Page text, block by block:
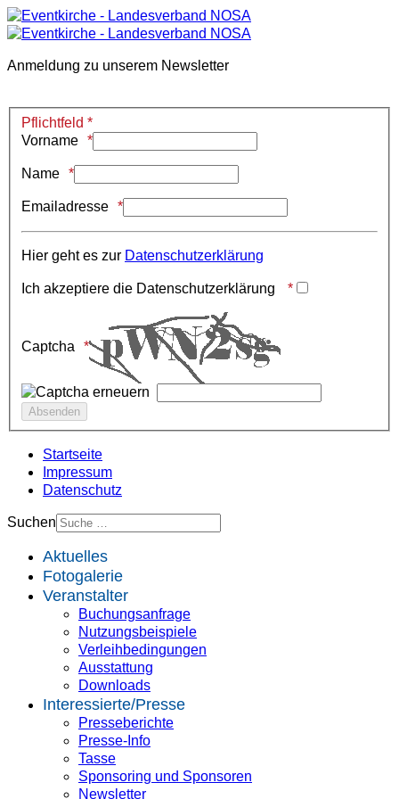
Anmeldung zu unserem Newsletter
Pflichtfeld *
Vorname
Name
Emailadresse
Hier geht es zur Datenschutzerklärung
Ich akzeptiere die Datenschutzerklärung
Captcha
Startseite
Impressum
Datenschutz
Suchen
Aktuelles
Fotogalerie
Veranstalter
Buchungsanfrage
Nutzungsbeispiele
Verleihbedingungen
Ausstattung
Downloads
Interessierte/Presse
Presseberichte
Presse-Info
Tasse
Sponsoring und Sponsoren
Newsletter